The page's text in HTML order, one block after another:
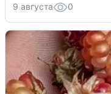
9 августа 0